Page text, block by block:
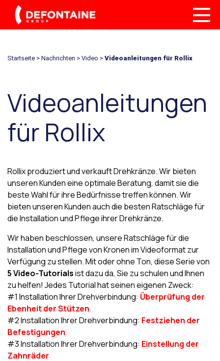
Startseite > Nachrichten > Video > Videoanleitungen für Rollix
Videoanleitungen
für Rollix
Rollix produziert und verkauft Drehkränze. Wir bieten
unseren Kunden eine optimale Beratung, damit sie die
beste Wahl für ihre Bedürfnisse treffen können. Wir
bieten unseren Kunden auch die besten Ratschläge für
die Installation und Pflege ihrer Drehkränze.
Wir haben beschlossen, unsere Ratschläge für die
Installation und Pflege von Kronen im Videoformat zur
Verfügung zu stellen. Mit oder ohne Ton, diese Serie von
5 Video-Tutorialsist dazu da, Sie zu schulen und Ihnen
zu helfen! Jedes Tutorial hat seinen eigenen Zweck:
#1 Installation Ihrer Drehverbindung: Überprüfung der
Ebenheit der Stützen
#2 Installation Ihrer Drehverbindung: Festziehen der
Befestigungen
#3 Installation Ihrer Drehverbindung: Einstellung der
Zahnräder